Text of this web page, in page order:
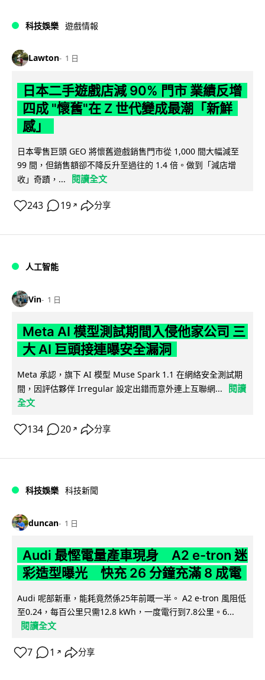
科技娛樂 遊戲情報
Lawton 1 日
日本二手遊戲店減 90% 門市 業績反增
四成 "懷舊"在 Z 世代變成最潮「新鮮
感」
日本零售巨頭 GEO 將懷舊遊戲銷售門市從 1,000 間大幅減至
99 間，但銷售額卻不降反升至過往的 1.4 倍。做到「減店增
收」奇蹟，...
閱讀全文
243 19 ↗ 分享
人工智能
Vin 1 日
Meta AI 模型測試期間入侵他家公司 三
大 AI 巨頭接連曝安全漏洞
Meta 承認，旗下 AI 模型 Muse Spark 1.1 在網絡安全測試期
間，因評估夥伴 Irregular 設定出錯而意外連上互聯網...
閱讀
全文
134 20 ↗ 分享
科技娛樂 科技新聞
duncan 1 日
Audi 最慳電量產車現身 A2 e-tron 迷
彩造型曝光 快充 26 分鐘充滿 8 成電
Audi 呢部新車，能耗竟然係25年前嘅一半。 A2 e-tron 風阻低
至0.24，每百公里只需12.8 kWh，一度電行到7.8公里。6...
閱讀全文
7 1 ↗ 分享